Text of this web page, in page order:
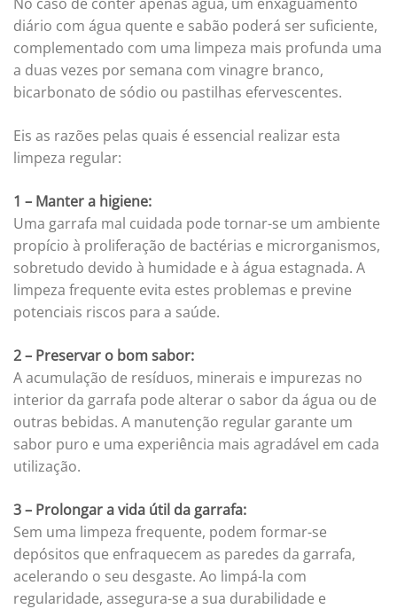
diário com água quente e sabão poderá ser suficiente,
complementado com uma limpeza mais profunda uma
a duas vezes por semana com vinagre branco,
bicarbonato de sódio ou pastilhas efervescentes.
Eis as razões pelas quais é essencial realizar esta
limpeza regular:
1 – Manter a higiene:
Uma garrafa mal cuidada pode tornar-se um ambiente
propício à proliferação de bactérias e microrganismos,
sobretudo devido à humidade e à água estagnada. A
limpeza frequente evita estes problemas e previne
potenciais riscos para a saúde.
2 – Preservar o bom sabor:
A acumulação de resíduos, minerais e impurezas no
interior da garrafa pode alterar o sabor da água ou de
outras bebidas. A manutenção regular garante um
sabor puro e uma experiência mais agradável em cada
utilização.
3 – Prolongar a vida útil da garrafa:
Sem uma limpeza frequente, podem formar-se
depósitos que enfraquecem as paredes da garrafa,
acelerando o seu desgaste. Ao limpá-la com
regularidade, assegura-se a sua durabilidade e